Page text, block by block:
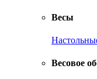
Весы
Весовое